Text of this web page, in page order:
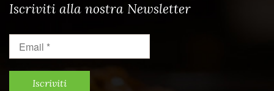
Iscriviti alla nostra Newsletter